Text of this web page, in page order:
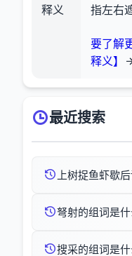
释义
指左右
要了解
释义】
最近搜索
上树捉鱼虾歇
弩射的组词是什
搜采的组词是什